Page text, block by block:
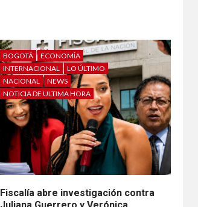
BOGOTÁ
ECONOMÍA
INTERNACIONAL
LO ÚLTIMO
NACIONAL
NEWS
NOTICIA DE ULTIMA HORA
Fiscalía abre investigación contra
Juliana Guerrero y Verónica